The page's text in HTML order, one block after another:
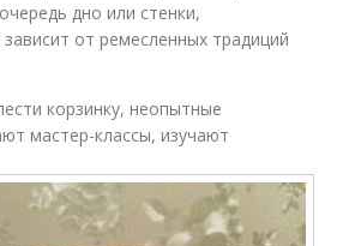
дно или стенки,
от ремесленных традиций
корзинку, неопытные
мастер-классы, изучают